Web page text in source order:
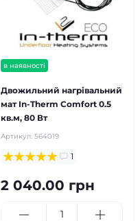
в наявності
Двожильний нагрівальний
мат In-Therm Comfort 0.5
кв.м, 80 Вт
Артикул: 564019
1
2 040.00 грн